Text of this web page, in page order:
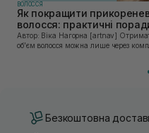
ВОЛОССЯ
Як покращити
волосся: практичні
Автор: Віка Нагорна [artnav] Отримати прикореневий
об’єм волосся можна лише через
Безкоштовна